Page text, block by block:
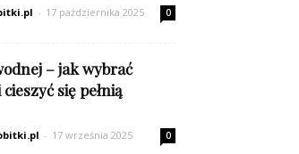
- 17 października 2025 0
– jak wybrać
się pełnią
- 17 września 2025 0